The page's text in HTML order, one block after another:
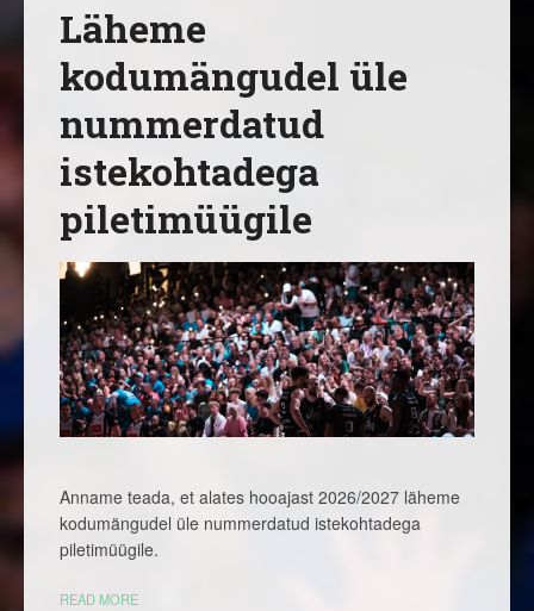
Läheme
kodumängudel üle
nummerdatud
istekohtadega
piletimüügile
Anname teada, et alates hooajast 2026/2027 läheme
kodumängudel üle nummerdatud istekohtadega
piletimüügile.
READ MORE